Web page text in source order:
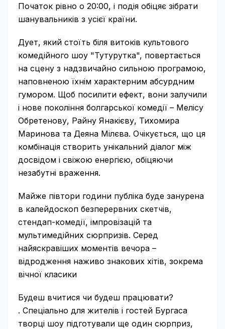
Початок рівно о 20:00, і подія обіцяє зібрати
шанувальників з усієї країни.
Дует, який стоїть біля витоків культового
комедійного шоу "Тутурутка", повертається
на сцену з надзвичайно сильною програмою,
наповненою їхнім характерним абсурдним
гумором. Щоб посилити ефект, вони залучили
і нове покоління болгарської комедії – Мелісу
Обретенову, Райну Янакієву, Тихомира
Маринова та Деяна Мілєва. Очікується, що ця
комбінація створить унікальний діалог між
досвідом і свіжою енергією, обіцяючи
незабутні враження.
Майже півтори години публіка буде занурена
в калейдоскоп безперервних скетчів,
стендап-комедії, імпровізацій та
мультимедійних сюрпризів. Серед
найяскравіших моментів вечора –
відродження наживо знакових хітів, зокрема
вічної класики
Будеш вчитися чи будеш працювати?
. Спеціально для жителів і гостей Бургаса
творці шоу підготували ще один сюрприз,